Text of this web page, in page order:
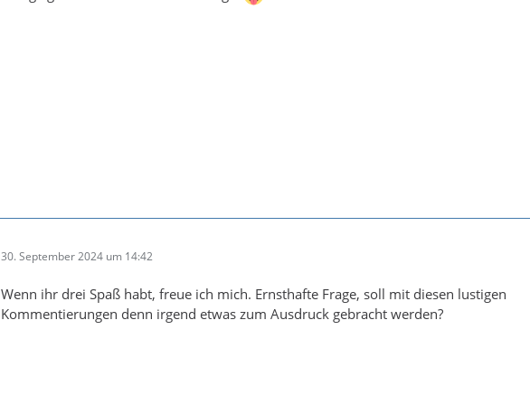
30. September 2024 um 14:42
Wenn ihr drei Spaß habt, freue ich mich. Ernsthafte Frage, soll mit diesen lustigen
Kommentierungen denn irgend etwas zum Ausdruck gebracht werden?